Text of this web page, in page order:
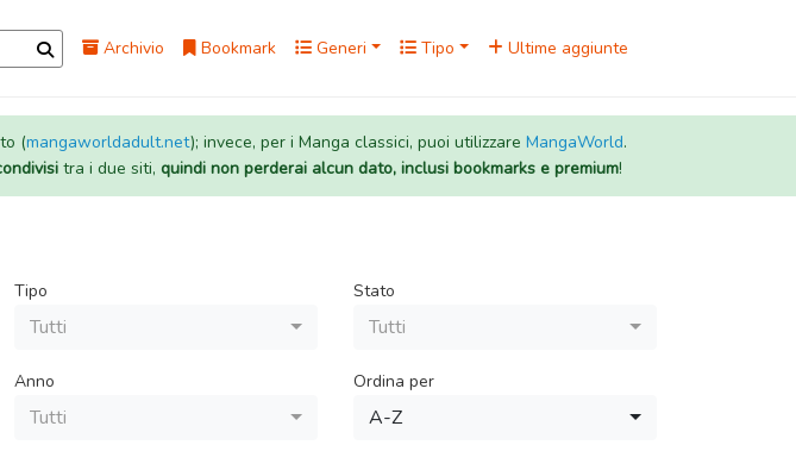
Archivio Bookmark Generi Tipo Ultime aggiunte
(mangaworldadult.net); invece, per i Manga classici, puoi utilizzare MangaWorld.
tra i due siti, quindi non perderai alcun dato, inclusi bookmarks e premium!
Tipo
Tutti
Stato
Tutti
Anno
Tutti
Ordina per
A-Z